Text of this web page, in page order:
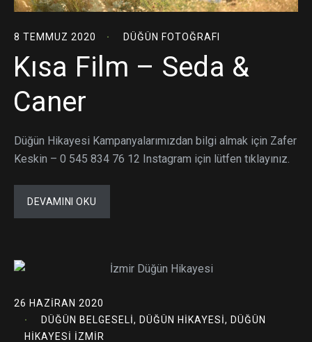
8 TEMMUZ 2020 DÜĞÜN FOTOĞRAFI
Kısa Film – Seda &
Caner
Düğün Hikayesi Kampanyalarımızdan bilgi almak için Zafer
Keskin – 0 545 834 76 12 Instagram için lütfen tıklayınız.
DEVAMINI OKU
26 HAZIRAN 2020
DÜĞÜN BELGESELI, DÜĞÜN HIKAYESI, DÜĞÜN
HIKAYESI İZMIR